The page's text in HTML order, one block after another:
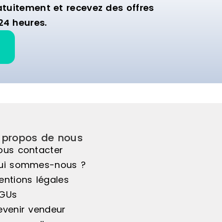
et recevez des offres
heures.
de nous
contacter
sommes-nous ?
légales
vendeur